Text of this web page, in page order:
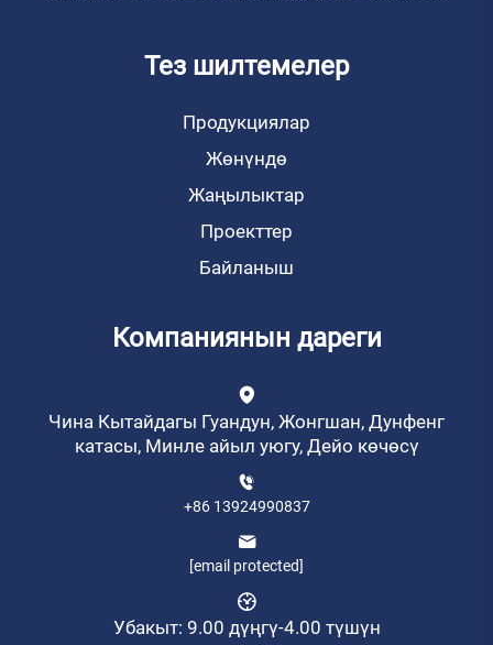
Тез шилтемелер
Продукциялар
Жөнүндө
Жаңылыктар
Проекттер
Байланыш
Компаниянын дареги
Чина Кытайдагы Гуандун, Жонгшан, Дунфенг
катасы, Минле айыл уюгу, Дейо көчөсү
+86 13924990837
[email protected]
Убакыт: 9.00 дүңгү-4.00 түшүн